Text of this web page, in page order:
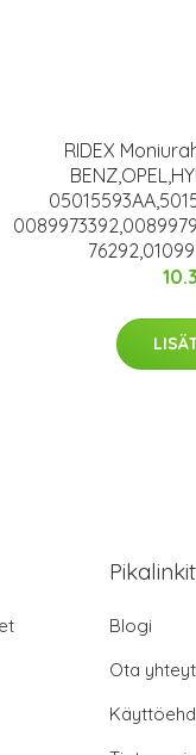
RIDEX
Pikalinkit
Blogi
Ota